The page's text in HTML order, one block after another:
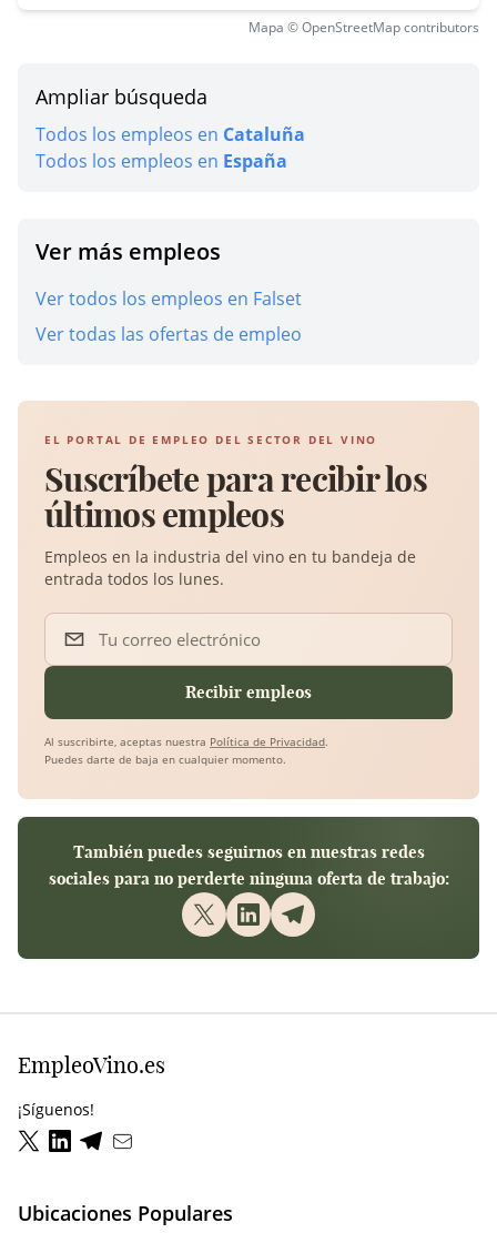
Mapa © OpenStreetMap contributors
Ampliar búsqueda
Todos los empleos en Cataluña
Todos los empleos en España
Ver más empleos
Ver todos los empleos en Falset
Ver todas las ofertas de empleo
EL PORTAL DE EMPLEO DEL SECTOR DEL VINO
Suscríbete para recibir los
últimos empleos
Empleos en la industria del vino en tu bandeja de
entrada todos los lunes.
Tu correo electrónico
Recibir empleos
Al suscribirte, aceptas nuestra Política de Privacidad.
Puedes darte de baja en cualquier momento.
También puedes seguirnos en nuestras redes
sociales para no perderte ninguna oferta de trabajo:
EmpleoVino.es
¡Síguenos!
Ubicaciones Populares